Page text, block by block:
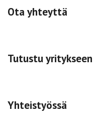
Ota yhteyttä
Tutustu yritykseen
Yhteistyössä